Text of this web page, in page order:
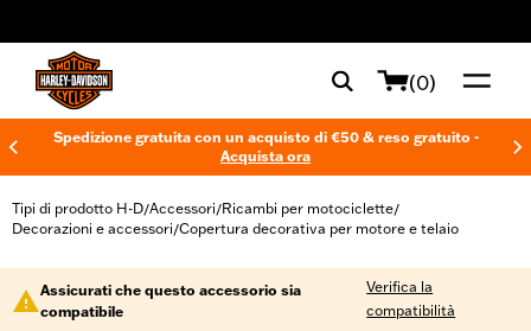
(0)
Spedizione gratuita con un acquisto di €50 & reso gratuito -
Acquista ora
Tipi di prodotto H-D/Accessori/Ricambi per motociclette/
Decorazioni e accessori/Copertura decorativa per motore e telaio
Assicurati che questo accessorio sia
compatibile
Verifica la
compatibilità